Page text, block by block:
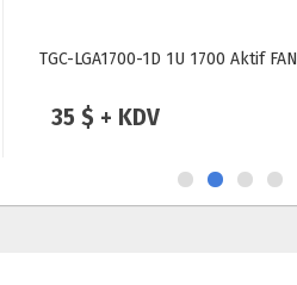
TGC-LGA1700-1D 1U 1700 Aktif FAN
35 $ + KDV